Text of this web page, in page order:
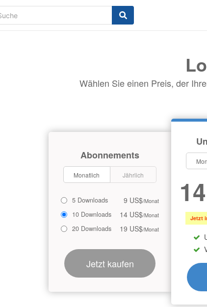
Wählen Sie einen Preis, der
Jetzt
Abonnements
Monatlich Jährlich
5 Downloads 9 US$/Monat
10 Downloads 14 US$/Monat
20 Downloads 19 US$/Monat
Jetzt kaufen